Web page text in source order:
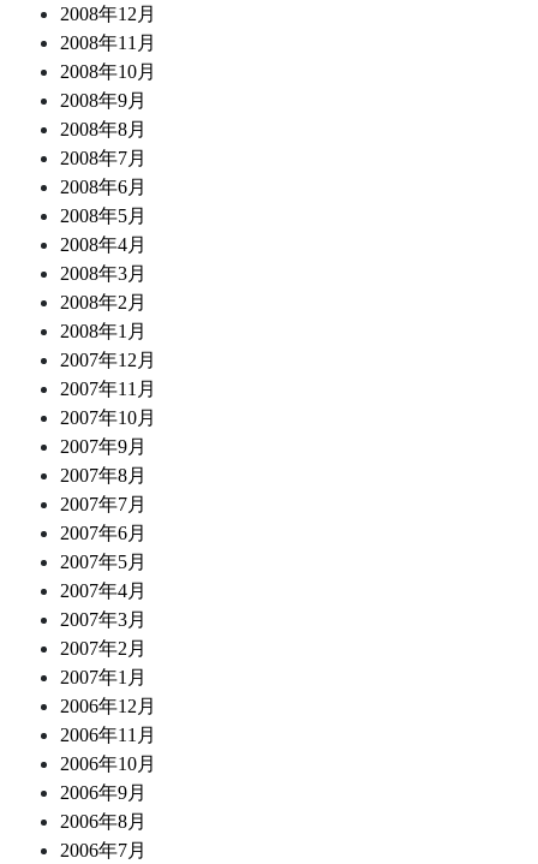
2008年12月
2008年11月
2008年10月
2008年9月
2008年8月
2008年7月
2008年6月
2008年5月
2008年4月
2008年3月
2008年2月
2008年1月
2007年12月
2007年11月
2007年10月
2007年9月
2007年8月
2007年7月
2007年6月
2007年5月
2007年4月
2007年3月
2007年2月
2007年1月
2006年12月
2006年11月
2006年10月
2006年9月
2006年8月
2006年7月